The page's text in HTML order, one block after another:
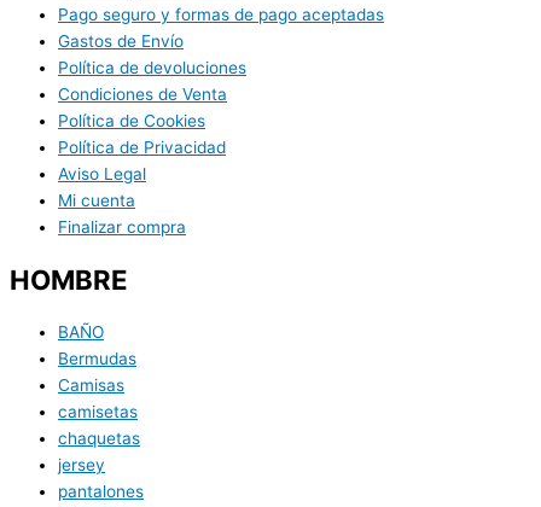
Pago seguro y formas de pago aceptadas
Gastos de Envío
Política de devoluciones
Condiciones de Venta
Política de Cookies
Política de Privacidad
Aviso Legal
Mi cuenta
Finalizar compra
HOMBRE
BAÑO
Bermudas
Camisas
camisetas
chaquetas
jersey
pantalones